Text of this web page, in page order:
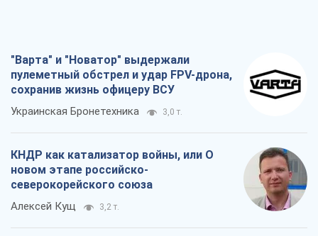
"Варта" и "Новатор" выдержали
пулеметный обстрел и удар FPV-дрона,
сохранив жизнь офицеру ВСУ
Украинская Бронетехника 3,0 т.
КНДР как катализатор войны, или О
новом этапе российско-
северокорейского союза
Алексей Кущ 3,2 т.